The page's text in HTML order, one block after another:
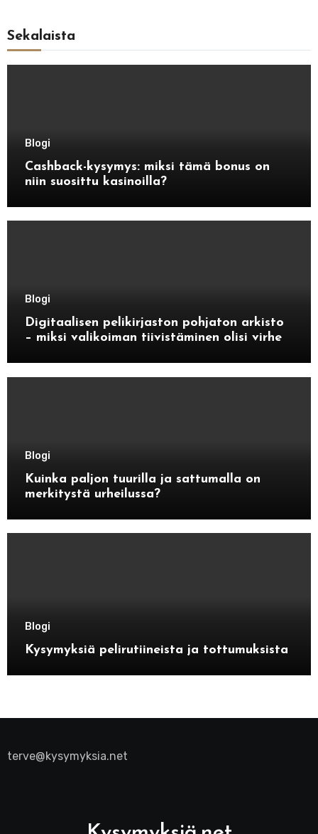
Sekalaista
Blogi
Cashback-kysymys: miksi tämä bonus on
niin suosittu kasinoilla?
Blogi
Digitaalisen pelikirjaston pohjaton arkisto
– miksi valikoiman tiivistäminen olisi virhe
Blogi
Kuinka paljon tuurilla ja sattumalla on
merkitystä urheilussa?
Blogi
Kysymyksiä pelirutiineista ja tottumuksista
terve@kysymyksia.net